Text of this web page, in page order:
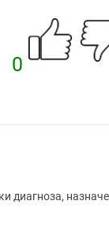
0
диагноза,